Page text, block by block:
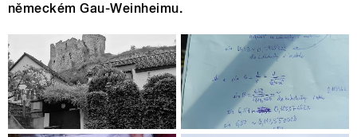
německém Gau-Weinheimu.